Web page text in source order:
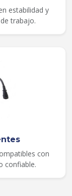
estabilidad y
trabajo.
con
confiable.